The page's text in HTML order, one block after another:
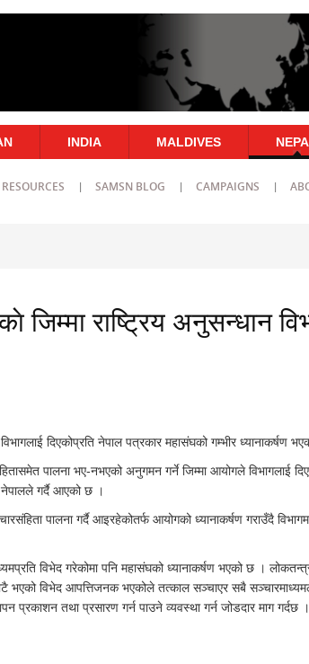
INDIA MALDIVES
RESOURCES SAMSN BLOG CAMPAIGNS
जिम्मा राष्ट्रिय अनुसन्धान
दिएकोप्रति नेपाल पत्रकार महासंघको गम्भीर ध्यानाकर्षण
पालना भए-नभएको अनुगमन गर्ने जिम्मा आयोगले विभागलाई
गर्दै आएको छ ।
पालना गर्दै आइरहेकोतर्फ आयोगको ध्यानाकर्षण गराउँदै
विभेद गरेकोमा पनि महासंघको ध्यानाकर्षण भएको छ ।
भएको विभेद आपत्तिजनक भएकोले तत्काल सञ्चाएर सबै
प्रकाशन तथा प्रसारण गर्न पाउने व्यवस्था गर्न जोडदार माग गर्दछ ।